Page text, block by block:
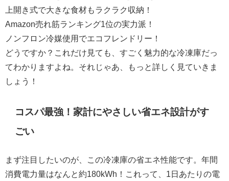
上開き式で大きな食材もラクラク収納！
Amazon売れ筋ランキング1位の実力派！
ノンフロン冷媒使用でエコフレンドリー！
どうですか？これだけ見ても、すごく魅力的な冷凍庫だっ
てわかりますよね。それじゃあ、もっと詳しく見ていきま
しょう！
コスパ最強！家計にやさしい省エネ設計がす
ごい
まず注目したいのが、この冷凍庫の省エネ性能です。年間
消費電力量はなんと約180kWh！これって、1日あたりの電